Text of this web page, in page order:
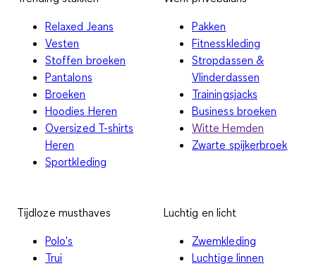
Relaxed Jeans
Vesten
Stoffen broeken
Pantalons
Broeken
Hoodies Heren
Oversized T-shirts
Heren
Sportkleding
Pakken
Fitnesskleding
Stropdassen &
Vlinderdassen
Trainingsjacks
Business broeken
Witte Hemden
Zwarte spijkerbroek
Tijdloze musthaves
Polo's
Trui
Luchtig en licht
Zwemkleding
Luchtige linnen